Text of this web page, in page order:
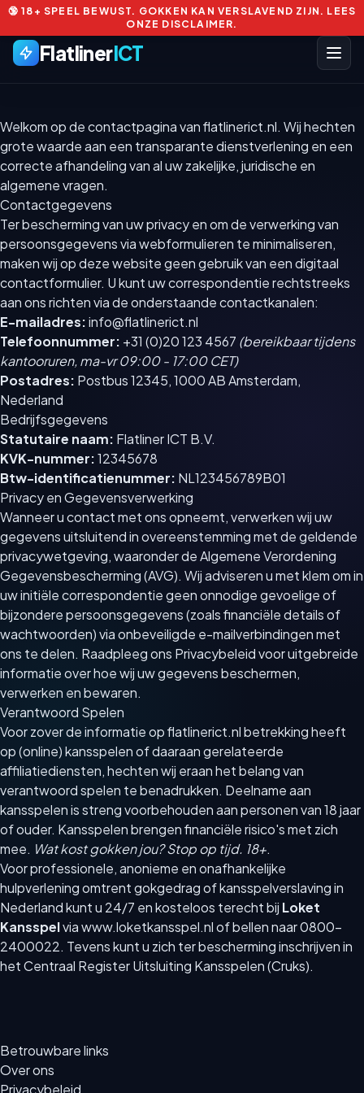
🔞 18+ SPEEL BEWUST. GOKKEN KAN VERSLAVEND ZIJN. LEES
ONZE DISCLAIMER.
FlatlinerICT
Welkom op de contactpagina van flatlinerict.nl. Wij hechten
grote waarde aan een transparante dienstverlening en een
correcte afhandeling van al uw zakelijke, juridische en
algemene vragen.
Contactgegevens
Ter bescherming van uw privacy en om de verwerking van
persoonsgegevens via webformulieren te minimaliseren,
maken wij op deze website geen gebruik van een digitaal
contactformulier. U kunt uw correspondentie rechtstreeks
aan ons richten via de onderstaande contactkanalen:
E-mailadres:info@flatlinerict.nl
Telefoonnummer: +31 (0)20 123 4567 (bereikbaar tijdens
kantooruren, ma-vr 09:00 - 17:00 CET)
Postadres: Postbus 12345, 1000 AB Amsterdam,
Nederland
Bedrijfsgegevens
Statutaire naam: Flatliner ICT B.V.
KVK-nummer:12345678
Btw-identificatienummer: NL123456789B01
Privacy en Gegevensverwerking
Wanneer u contact met ons opneemt, verwerken wij uw
gegevens uitsluitend in overeenstemming met de geldende
privacywetgeving, waaronder de Algemene Verordening
Gegevensbescherming (AVG). Wij adviseren u met klem om in
uw initiële correspondentie geen onnodige gevoelige of
bijzondere persoonsgegevens (zoals financiële details of
wachtwoorden) via onbeveiligde e-mailverbindingen met
ons te delen. Raadpleeg ons Privacybeleid voor uitgebreide
informatie over hoe wij uw gegevens beschermen,
verwerken en bewaren.
Verantwoord Spelen
Voor zover de informatie op flatlinerict.nl betrekking heeft
op (online) kansspelen of daaraan gerelateerde
affiliatiediensten, hechten wij eraan het belang van
verantwoord spelen te benadrukken. Deelname aan
kansspelen is streng voorbehouden aan personen van 18 jaar
of ouder. Kansspelen brengen financiële risico's met zich
mee. Wat kost gokken jou? Stop op tijd. 18+.
Voor professionele, anonieme en onafhankelijke
hulpverlening omtrent gokgedrag of kansspelverslaving in
Nederland kunt u 24/7 en kosteloos terecht bij Loket
Kansspelviawww.loketkansspel.nlof bellen naar 0800-
2400022. Tevens kunt u zich ter bescherming inschrijven in
het Centraal Register Uitsluiting Kansspelen (Cruks).
Betrouwbare links
Over ons
Privacybeleid